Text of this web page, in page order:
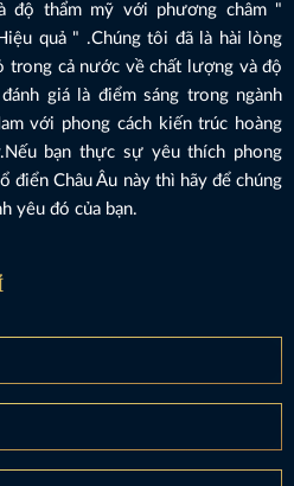
độ thẩm mỹ với phương châm "
quả " .Chúng tôi đã là hài lòng
trong cả nước về chất lượng và độ
giá là điểm sáng trong ngành
với phong cách kiến trúc hoàng
bạn thực sự yêu thích phong
điển Châu Âu này thì hãy để chúng
yêu đó của bạn.